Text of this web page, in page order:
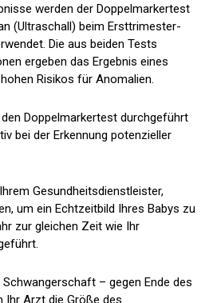
werden der Doppelmarkertest
(Ultraschall) beim Ersttrimester-
Die aus beiden Tests
ergeben das Ergebnis eines
Risikos für Anomalien.
Doppelmarkertest durchgeführt
bei der Erkennung potenzieller
Gesundheitsdienstleister,
um ein Echtzeitbild Ihres Babys zu
zur gleichen Zeit wie Ihr
– gegen Ende des
Ihr Arzt die Größe des